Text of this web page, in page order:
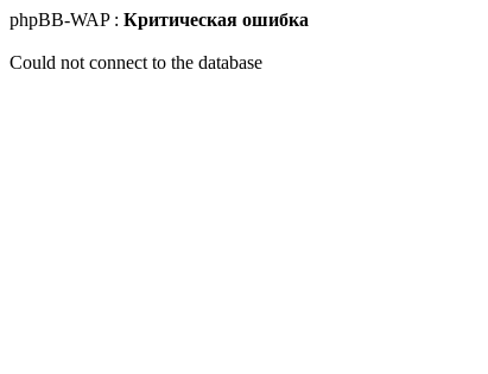
phpBB-WAP : Критическая ошибка
Could not connect to the database